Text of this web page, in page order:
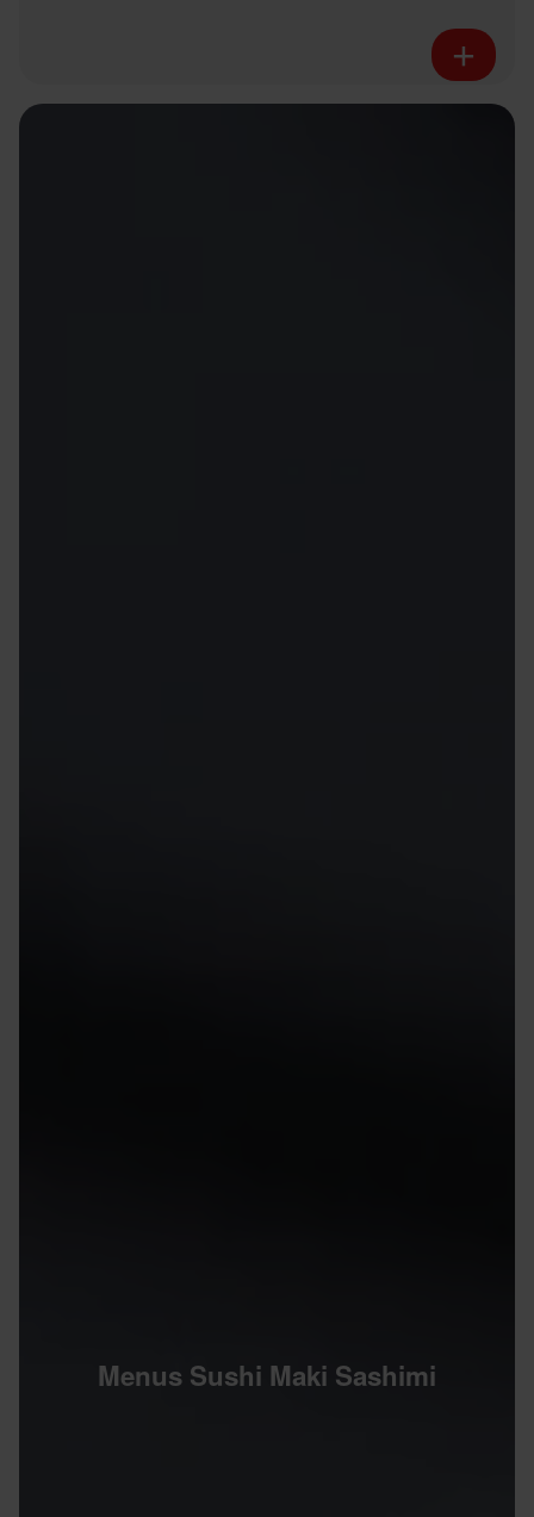
Menus Sushi Maki Sashimi